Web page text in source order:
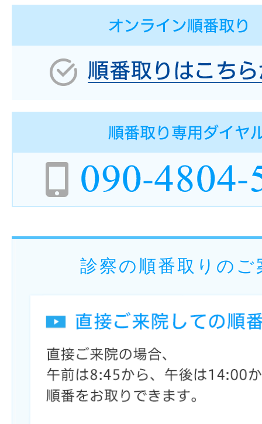
診察の順番取りのご